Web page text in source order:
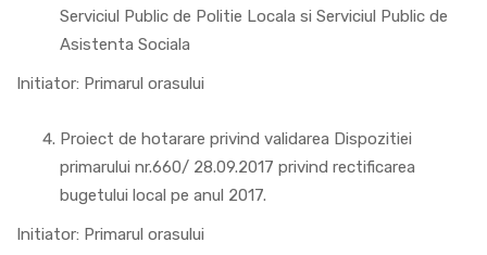
Serviciul Public de Politie Locala si Serviciul Public de
Asistenta Sociala
Initiator: Primarul orasului
Proiect de hotarare privind validarea Dispozitiei
primarului nr.660/ 28.09.2017 privind rectificarea
bugetului local pe anul 2017.
Initiator: Primarul orasului